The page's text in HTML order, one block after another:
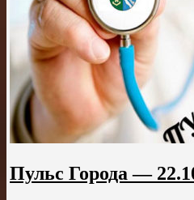
Пульс Города —